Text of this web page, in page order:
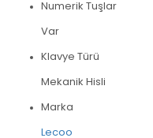
Numerik Tuşlar
Var
Klavye Türü
Mekanik Hisli
Marka
Lecoo